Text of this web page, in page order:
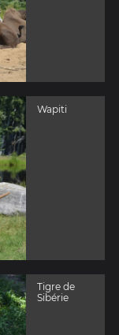
Wapiti
Tigre de
Sibérie